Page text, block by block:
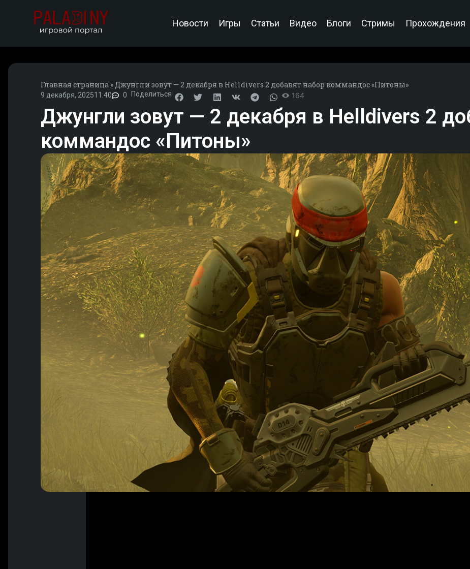
Новости Игры Статьи Видео Блоги Стримы Прохождения
Главная страница »Джунгли зовут — 2 декабря в Helldivers 2 добавят набор коммандос «Питоны»
9 декабря, 202511:40 0 Поделиться 164
Джунгли зовут — 2 декабря в Helldivers 2
коммандос «Питоны»